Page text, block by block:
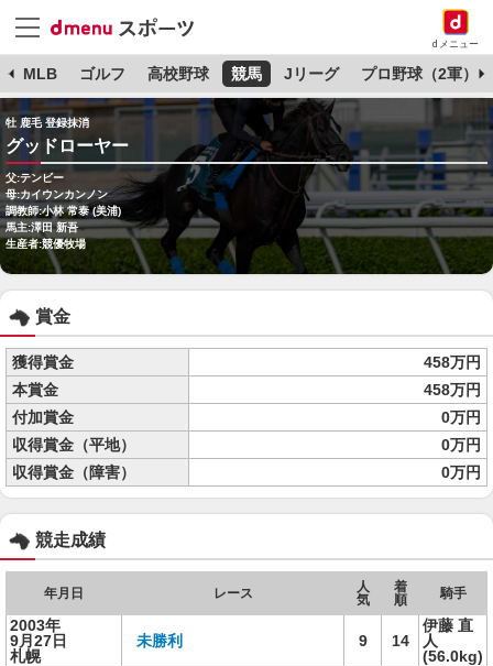
dメニュー
MLB ゴルフ 高校野球 競馬 Jリーグ プロ野球（2軍）
牡 鹿毛 登録抹消
グッドローヤー
父:テンビー
母:カイウンカンノン
調教師:小林 常泰 (美浦)
馬主:澤田 新吾
生産者:競優牧場
賞金
獲得賞金
458万円
本賞金
458万円
付加賞金
0万円
収得賞金（平地）
0万円
収得賞金（障害）
0万円
競走成績
年月日 レース
人
気
着
順
騎手
2003年
9月27日
札幌
未勝利 9 14
伊藤 直
人
(56.0kg)